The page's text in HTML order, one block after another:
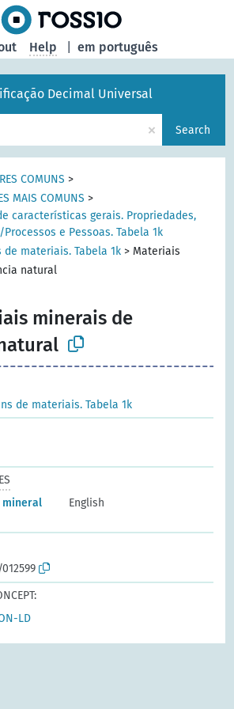
em português
Help
Decimal Universal
× Search
COMUNS >
MAIS COMUNS >
características gerais. Propriedades,
e Pessoas. Tabela 1k
materiais. Tabela 1k > Materiais
natural
minerais de
de materiais. Tabela 1k
mineral
English
LD